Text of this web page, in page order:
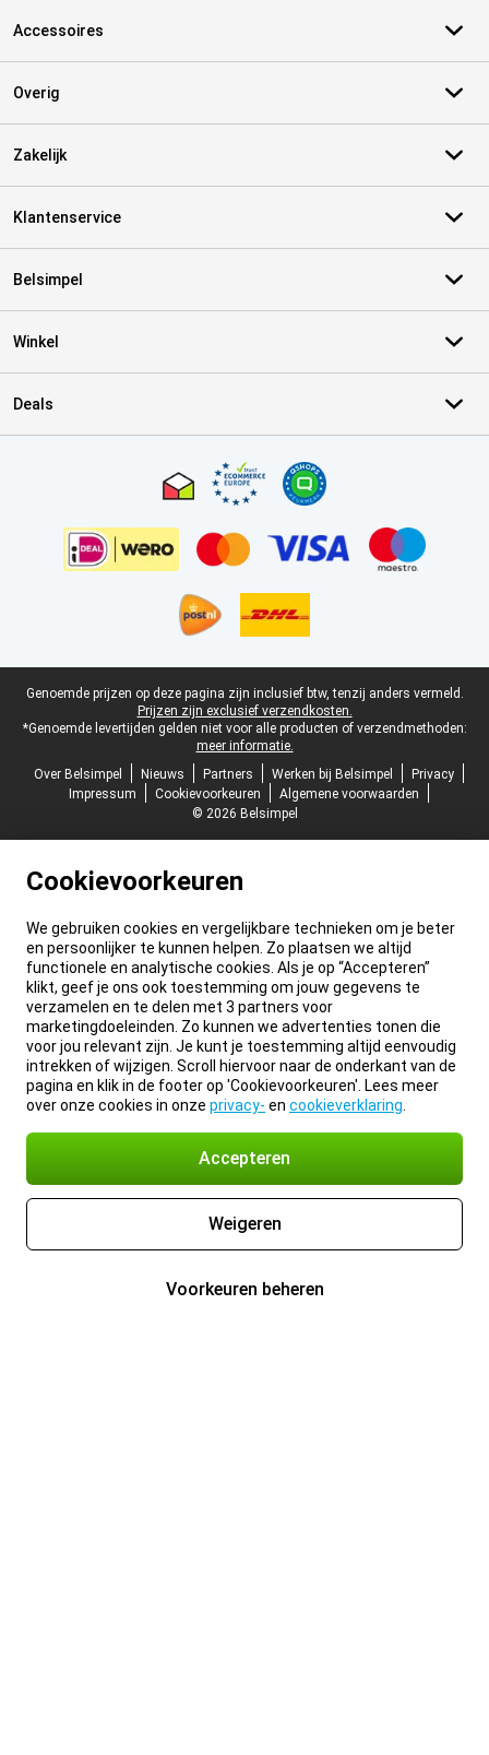
Accessoires
Overig
Zakelijk
Klantenservice
Belsimpel
Winkel
Deals
Juridische voettekst
Genoemde prijzen op deze pagina zijn inclusief btw, tenzij anders vermeld.
Prijzen zijn exclusief verzendkosten.
*Genoemde levertijden gelden niet voor alle producten of verzendmethoden:
meer informatie.
Over Belsimpel
Nieuws Partners Werken bij Belsimpel
Privacy
Impressum
Cookievoorkeuren
Algemene voorwaarden
© 2026 Belsimpel
Cookievoorkeuren
We gebruiken cookies en vergelijkbare technieken om je beter
en persoonlijker te kunnen helpen. Zo plaatsen we altijd
functionele en analytische cookies. Als je op “Accepteren”
klikt, geef je ons ook toestemming om jouw gegevens te
verzamelen en te delen met 3 partners voor
marketingdoeleinden. Zo kunnen we advertenties tonen die
voor jou relevant zijn. Je kunt je toestemming altijd eenvoudig
intrekken of wijzigen. Scroll hiervoor naar de onderkant van de
pagina en klik in de footer op 'Cookievoorkeuren'. Lees meer
over onze cookies in onze privacy- en cookieverklaring
Accepteren
Weigeren
Voorkeuren beheren